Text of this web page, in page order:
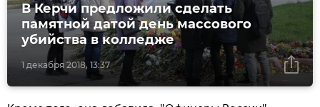
1 декабря 2018, 13:37
В Керчи предложили сделать
памятной датой день массового
убийства в колледже